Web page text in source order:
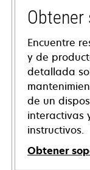
Encuentre
y de
detallada
de un
interactivas
instructivos.
Obtener